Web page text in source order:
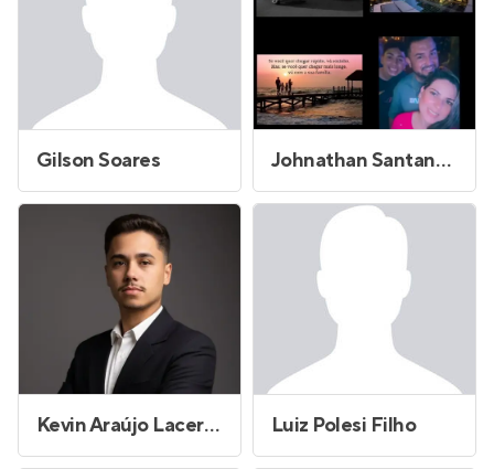
Gilson Soares Johnathan Santana de Lima
Kevin Araújo Lacerda do Carmo Luiz Polesi Filho